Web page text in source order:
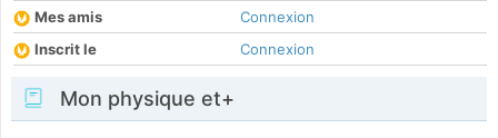
Mes amis
Connexion
Inscrit le
Connexion
Mon physique et+